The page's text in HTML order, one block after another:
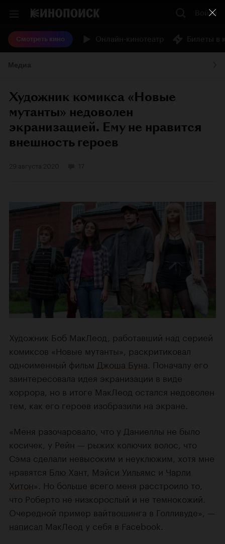
Войти
Смотреть кино
Художник комикса «Новые
мутанты» недоволен
экранизацией. Ему не нравится
внешность героев
Художник Боб МакЛеод, работавший над серией
комиксов «Новые мутанты», раскритиковал
одноименный фильм Джоша Буна . Поначалу его
заинтересовала идея экранизации в виде
хоррора, но в итоге МакЛеод остался недоволен
тем, как его героев изобразили на экране.
«Меня разочаровало, что у Даниеллы не было
косичек, у Рейн — рыжих колючих волос, что
Сэма сделали невысоким и неуклюжим, хотя мне
нравятся Блю Хант Мэйси Уильямс и Чарли
Хитон». Но больше всего меня расстроило то,
что Роберто не низкорослый и не темнокожий.
Очередной пример вайтвошинга в Голливуде», —
написал МакЛеод у себя в Facebook.